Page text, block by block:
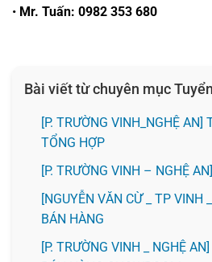
• Mr. Tuấn: 0982 353 680
Bài viết từ chuyên mục
[P. TRƯỜNG VINH_NGHỆ AN]
TỔNG HỢP
[P. TRƯỜNG VINH – NGHỆ
[NGUYỄN VĂN CỪ _ TP VINH
BÁN HÀNG
[P. TRƯỜNG VINH _ NGHỆ